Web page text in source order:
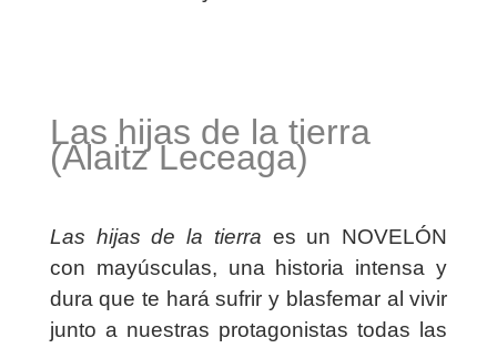
Las hijas de la tierra
(Alaitz Leceaga)
Las hijas de la tierra es un NOVELÓN
con mayúsculas, una historia intensa y
dura que te hará sufrir y blasfemar al vivir
junto a nuestras protagonistas todas las